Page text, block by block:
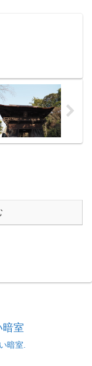
暗室
暗室.